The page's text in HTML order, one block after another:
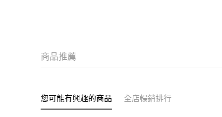
商品推薦
您可能有興趣的商品 全店暢銷排行